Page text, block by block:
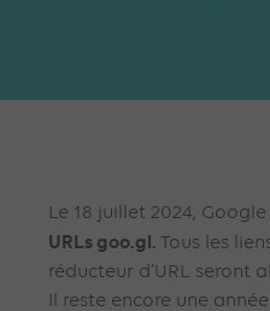
Le 18 juillet 2024,
URLs goo.gl. Tous les
réducteur d’URL seront
Il reste encore une